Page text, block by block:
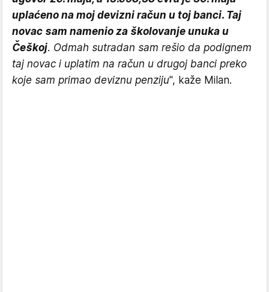
uplaćeno na moj devizni račun u toj banci. Taj
novac sam namenio za školovanje unuka u
Češkoj. Odmah sutradan sam rešio da podignem
taj novac i uplatim na račun u drugoj banci preko
koje sam primao deviznu penziju", kaže Milan.